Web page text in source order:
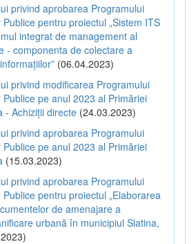
privind aprobarea Programului
pentru proiectul „Sistem ITS
integrat de management al
- componenta de colectare a
(06.04.2023)
privind modificarea Programului
pe anul 2023 al Primăriei
- Achiziții directe (24.03.2023)
privind aprobarea Programului
pe anul 2023 al Primăriei
(15.03.2023)
privind aprobarea Programului
pentru proiectul „Elaborarea
de amenajare a
urbană în municipiul Slatina,